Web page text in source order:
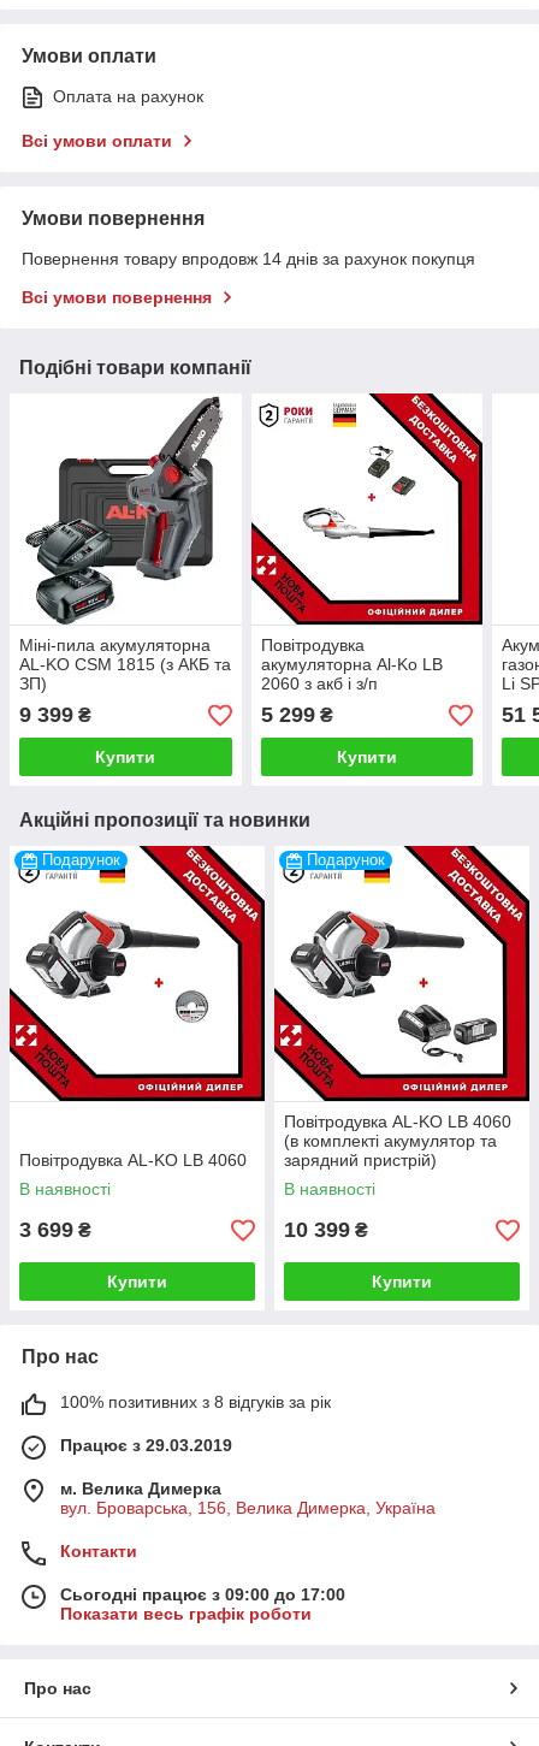
Умови оплати
Оплата на рахунок
Всі умови оплати
Умови повернення
Повернення товару впродовж 14 днів за рахунок покупця
Всі умови повернення
Подібні товари компанії
Міні-пила акумуляторна
AL-KO CSM 1815 (з АКБ та
ЗП)
9 399 ₴
Купити
Повітродувка
акумуляторна Al-Ko LB
2060 з акб і з/п
5 299₴
Купити
Li
4Ah
51
Акційні пропозиції та новинки
Подарунок
Повітродувка AL-KO LB 4060
В наявності
3 699 ₴
Купити
Подарунок
Повітродувка AL-KO LB 4060
(в комплекті акумулятор та
зарядний пристрій)
В наявності
10 399 ₴
Купити
Про нас
100% позитивних з 8 відгуків за рік
Працює з 29.03.2019
м. Велика Димерка
вул. Броварська, 156, Велика Димерка, Україна
Контакти
Сьогодні працює з 09:00 до 17:00
Показати весь графік роботи
Про нас